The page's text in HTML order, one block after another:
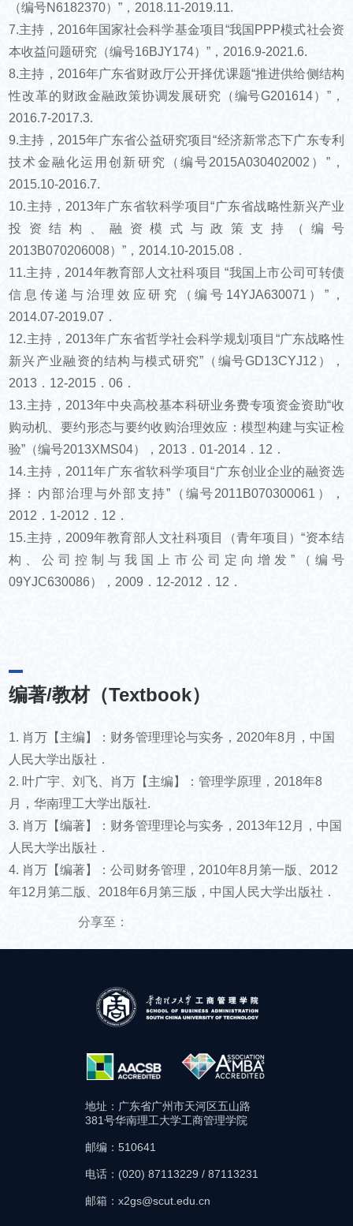
（编号N6182370）”，2018.11-2019.11.
7.主持，2016年国家社会科学基金项目“我国PPP模式社会资
本收益问题研究（编号16BJY174）”，2016.9-2021.6.
8.主持，2016年广东省财政厅公开择优课题“推进供给侧结构
性改革的财政金融政策协调发展研究（编号G201614）”，
2016.7-2017.3.
9.主持，2015年广东省公益研究项目“经济新常态下广东专利
技术金融化运用创新研究（编号2015A030402002）”，
2015.10-2016.7.
10.主持，2013年广东省软科学项目“广东省战略性新兴产业
投资结构、融资模式与政策支持（编号
2013B070206008）”，2014.10-2015.08．
11.主持，2014年教育部人文社科项目 “我国上市公司可转债
信息传递与治理效应研究（编号14YJA630071）”，
2014.07-2019.07．
12.主持，2013年广东省哲学社会科学规划项目“广东战略性
新兴产业融资的结构与模式研究”（编号GD13CYJ12），
2013．12-2015．06．
13.主持，2013年中央高校基本科研业务费专项资金资助“收
购动机、要约形态与要约收购治理效应：模型构建与实证检
验”（编号2013XMS04），2013．01-2014．12．
14.主持，2011年广东省软科学项目“广东创业企业的融资选
择：内部治理与外部支持”（编号2011B070300061），
2012．1-2012．12．
15.主持，2009年教育部人文社科项目（青年项目）“资本结
构、公司控制与我国上市公司定向增发”（编号
09YJC630086），2009．12-2012．12．
编著/教材（Textbook）
1. 肖万【主编】：财务管理理论与实务，2020年8月，中国
人民大学出版社．
2. 叶广宇、刘飞、肖万【主编】：管理学原理，2018年8
月，华南理工大学出版社.
3. 肖万【编著】：财务管理理论与实务，2013年12月，中国
人民大学出版社．
4. 肖万【编著】：公司财务管理，2010年8月第一版、2012
年12月第二版、2018年6月第三版，中国人民大学出版社．
分享至：
地址：广东省广州市天河区五山路
381号华南理工大学工商管理学院
邮编：510641
电话：(020) 87113229 / 87113231
邮箱：x2gs@scut.edu.cn